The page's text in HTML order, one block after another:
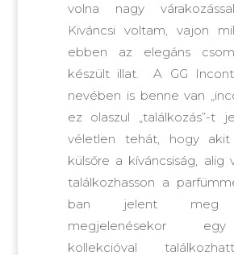
volna nagy
Kiváncsi voltam, vajon
ebben az elegáns
készült illat. A GG
nevében is benne van
ez olaszul „találkozás”-t
véletlen tehát, hogy
külsőre a kíváncsiság, alig
találkozhasson a
ban jelent meg
megjelenésekor
kollekcióval